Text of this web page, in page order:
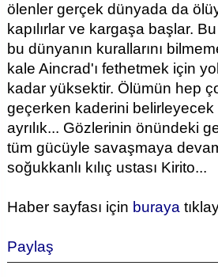
ölenler gerçek dünyada da
kapılırlar ve kargaşa başlar.
bu dünyanın kurallarını
kale Aincrad'ı fethetmek için
kadar yüksektir. Ölümün hep
geçerken kaderini belirleyecek
ayrılık... Gözlerinin önündeki
tüm gücüyle savaşmaya
soğukkanlı kılıç ustası Kirito...
Haber sayfası için buraya
Paylaş